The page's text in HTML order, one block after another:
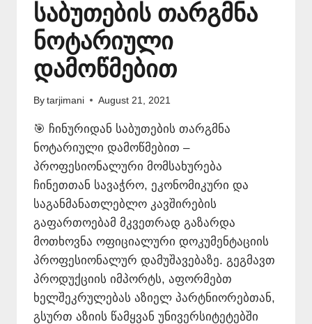
საბუთების თარგმნა
ნოტარიული
დამოწმებით
By tarjimani August 21, 2021
🎯 ჩინურიდან საბუთების თარგმნა
ნოტარიული დამოწმებით –
პროფესიონალური მომსახურება
ჩინეთთან სავაჭრო, ეკონომიკური და
საგანმანათლებლო კავშირების
გაფართოებამ მკვეთრად გაზარდა
მოთხოვნა ოფიციალური დოკუმენტაციის
პროფესიონალურ დამუშავებაზე. გეგმავთ
პროდუქციის იმპორტს, აფორმებთ
ხელშეკრულებას აზიელ პარტნიორებთან,
გსურთ აზიის წამყვან უნივერსიტეტებში